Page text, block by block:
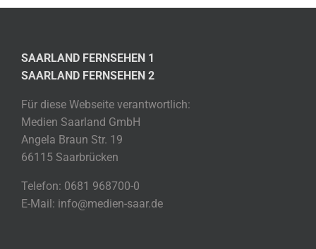
SAARLAND FERNSEHEN 1
SAARLAND FERNSEHEN 2
Für diese Webseite verantwortlich:
Medien Saarland GmbH
Angela Braun Str. 19
66115 Saarbrücken
Telefon: 0681 968700-0
E-Mail: info@medien-saar.de